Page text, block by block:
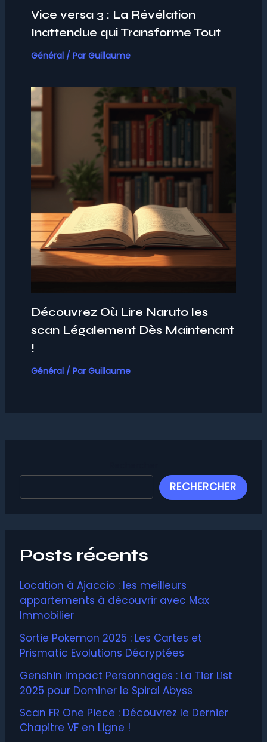
Vice versa 3 : La Révélation
Inattendue qui Transforme Tout
Général/ Par Guillaume
Découvrez Où Lire Naruto les
scan Légalement Dès Maintenant
!
Général/ Par Guillaume
RECHERCHER
Posts récents
Location à Ajaccio : les meilleurs
appartements à découvrir avec Max
Immobilier
Sortie Pokemon 2025 : Les Cartes et
Prismatic Evolutions Décryptées
Genshin Impact Personnages : La Tier List
2025 pour Dominer le Spiral Abyss
Scan FR One Piece : Découvrez le Dernier
Chapitre VF en Ligne !